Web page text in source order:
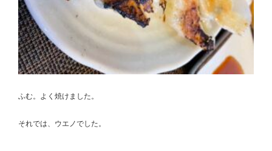
ふむ。よく焼けました。
それでは、ウエノでした。